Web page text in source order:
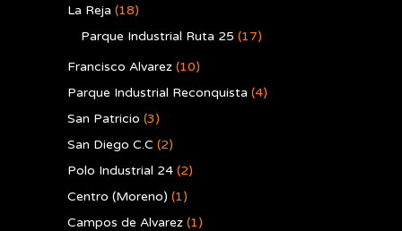
La Reja (18)
Parque Industrial Ruta 25 (17)
Francisco Alvarez (10)
Parque Industrial Reconquista (4)
San Patricio (3)
San Diego C.C (2)
Polo Industrial 24 (2)
Centro (Moreno) (1)
Campos de Alvarez (1)